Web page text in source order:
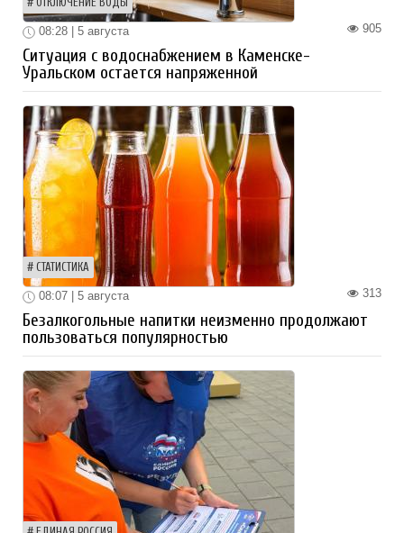
ОТКЛЮЧЕНИЕ ВОДЫ
905
08:28 | 5 августа
Ситуация с водоснабжением в Каменске-
Уральском остается напряженной
СТАТИСТИКА
313
08:07 | 5 августа
Безалкогольные напитки неизменно продолжают
пользоваться популярностью